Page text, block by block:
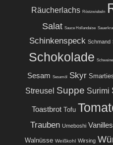
Räucherlachs Röstzwiebeln
Salat Sauce Hollandaise
Schinkenspeck Schmand
Schokolade
Sesam Sesamöl Skyr
Streusel Suppe Surimi
Toastbrot Tofu
Trauben Umeboshi
Walnüsse Weißkohl Wirsing